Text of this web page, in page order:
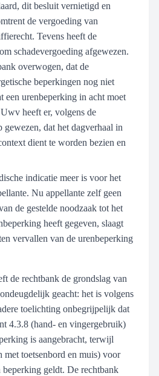
dit besluit vernietigd en
de vergoeding van
Tevens heeft de
schadevergoeding afgewezen.
overwogen, dat de
beperkingen nog niet
een urenbeperking in acht moet
heeft er, volgens de
gewezen, dat het dagverhaal in
dient te worden bezien en
indicatie meer is voor het
Nu appellante zelf geen
de gestelde noodzaak tot het
heeft gegeven, slaagt
vervallen van de urenbeperking
de rechtbank de grondslag van
geacht: het is volgens
toelichting onbegrijpelijk dat
4.3.8 (hand- en vingergebruik)
is aangebracht, terwijl
met toetsenbord en muis) voor
beperking geldt. De rechtbank